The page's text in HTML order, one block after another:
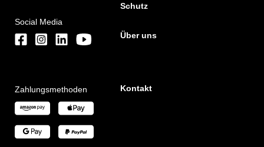
Social Media
Zahlungsmethoden
Schutz
Über uns
Kontakt